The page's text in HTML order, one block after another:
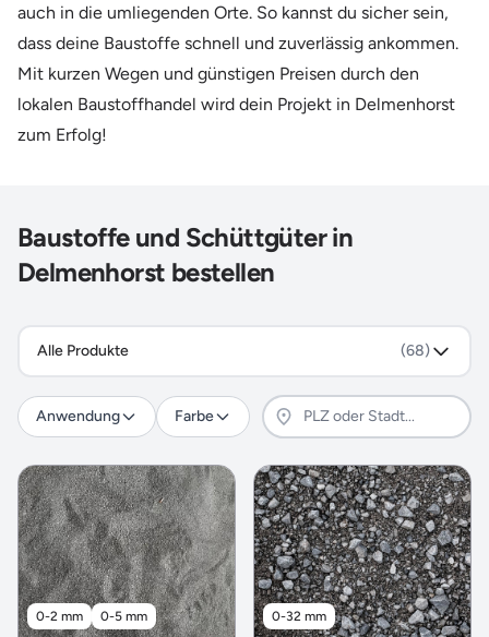
auch in die umliegenden Orte. So kannst du sicher sein,
dass deine Baustoffe schnell und zuverlässig ankommen.
Mit kurzen Wegen und günstigen Preisen durch den
lokalen Baustoffhandel wird dein Projekt in Delmenhorst
zum Erfolg!
Baustoffe und Schüttgüter in
Delmenhorst bestellen
Alle Produkte (68)
Anwendung Farbe
0-2 mm 0-5 mm 0-32 mm